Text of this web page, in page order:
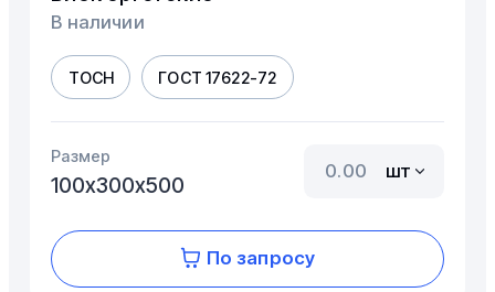
В наличии
ТОСН ГОСТ 17622-72
Размер
100х300х500
шт
По запросу